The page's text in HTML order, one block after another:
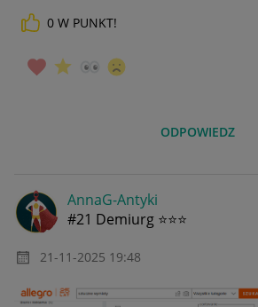
0 W PUNKT!
ODPOWIEDZ
AnnaG-Antyki
#21 Demiurg ⭐⭐⭐
‎21-11-2025 19:48